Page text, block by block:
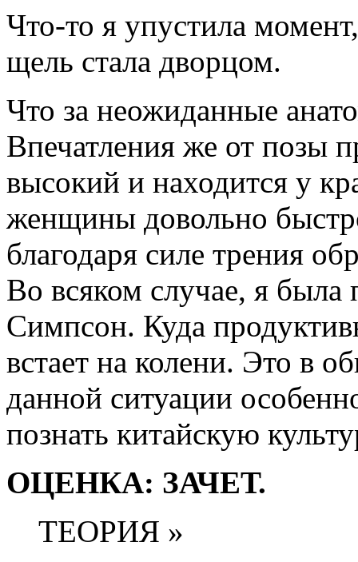
Что-то я упустила
щель стала дворцом.
Что за неожиданные
Впечатления же от позы
высокий и находится у
женщины довольно
благодаря силе трения
Во всяком случае, я
Симпсон. Куда
встает на колени. Это в
данной ситуации
познать китайскую
ОЦЕНКА: ЗАЧЕТ.
ТЕОРИЯ »